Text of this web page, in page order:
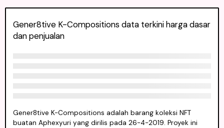
Gener8tive K-Compositions data terkini harga dasar
dan penjualan
Gener8tive K-Compositions adalah barang koleksi NFT
buatan Aphexyuri yang dirilis pada 26-4-2019. Proyek ini